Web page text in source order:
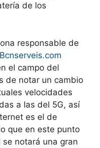
de los
responsable de
Bcnserveis.com
el campo del
de notar un cambio
velocidades
a las del 5G, así
es el de
que en este punto
notará una gran